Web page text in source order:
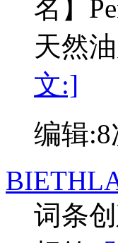
名】
天然
文:]
编辑:8
词条